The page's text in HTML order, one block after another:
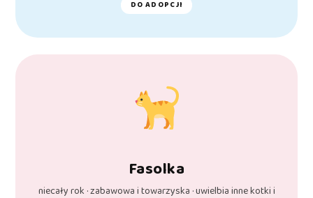
DO ADOPCJI
Fasolka
niecały rok · zabawowa i towarzyska · uwielbia inne kotki i